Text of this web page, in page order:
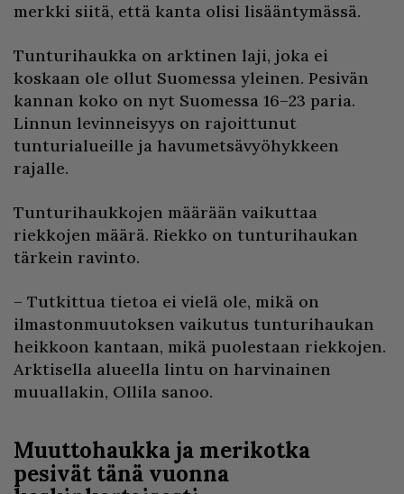
merkki siitä, että kanta olisi lisääntymässä.
Tunturihaukka on arktinen laji, joka ei
koskaan ole ollut Suomessa yleinen. Pesivän
kannan koko on nyt Suomessa 16–23 paria.
Linnun levinneisyys on rajoittunut
tunturialueille ja havumetsävyöhykkeen
rajalle.
Tunturihaukkojen määrään vaikuttaa
riekkojen määrä. Riekko on tunturihaukan
tärkein ravinto.
– Tutkittua tietoa ei vielä ole, mikä on
ilmastonmuutoksen vaikutus tunturihaukan
heikkoon kantaan, mikä puolestaan riekkojen.
Arktisella alueella lintu on harvinainen
muuallakin, Ollila sanoo.
Muuttohaukka ja merikotka
pesivät tänä vuonna